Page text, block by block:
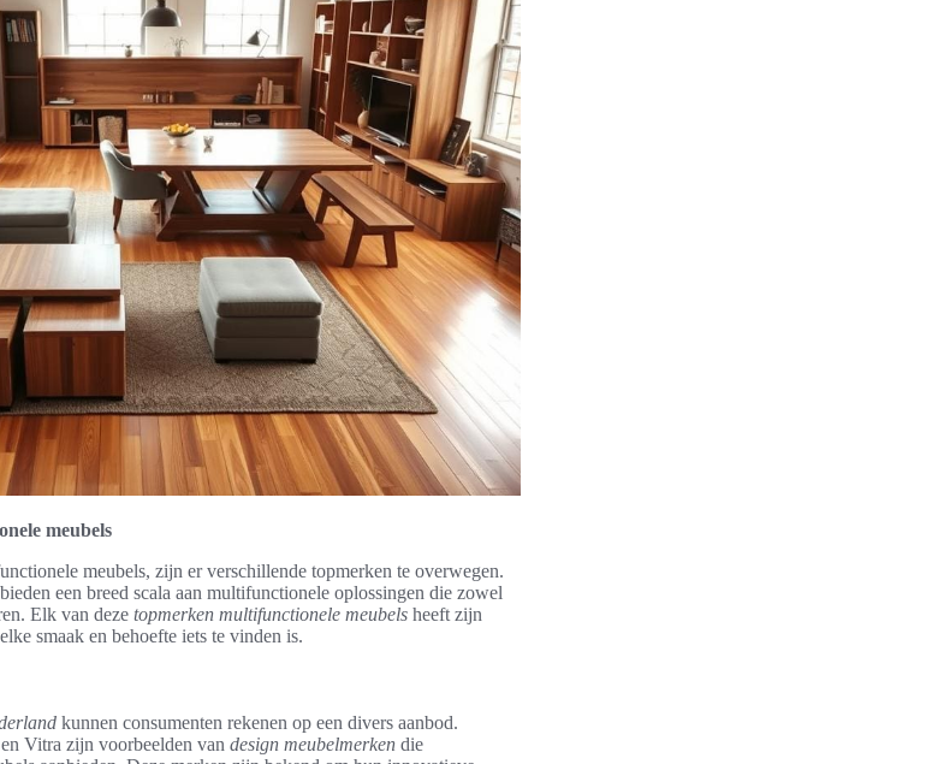
meubels
meubels, zijn er verschillende topmerken te overwegen.
een breed scala aan multifunctionele oplossingen die zowel
Elk van deze topmerken multifunctionele meubels heeft zijn
smaak en behoefte iets te vinden is.
kunnen consumenten rekenen op een divers aanbod.
Vitra zijn voorbeelden van design meubelmerken die